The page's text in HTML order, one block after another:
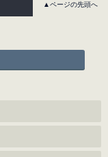
▲ページの先頭へ